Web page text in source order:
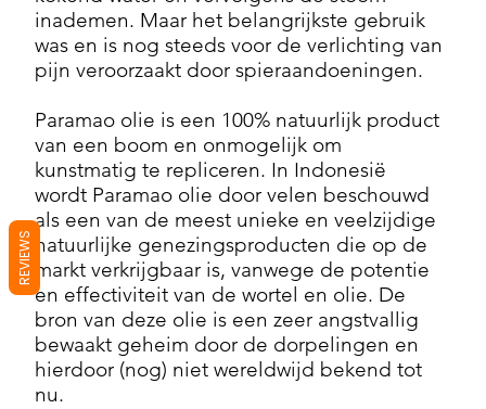
inademen. Maar het belangrijkste gebruik
was en is nog steeds voor de verlichting van
pijn veroorzaakt door spieraandoeningen.
Paramao olie is een 100% natuurlijk product
van een boom en onmogelijk om
kunstmatig te repliceren. In Indonesië
wordt Paramao olie door velen beschouwd
als een van de meest unieke en veelzijdige
natuurlijke genezingsproducten die op de
markt verkrijgbaar is, vanwege de potentie
en effectiviteit van de wortel en olie. De
bron van deze olie is een zeer angstvallig
bewaakt geheim door de dorpelingen en
hierdoor (nog) niet wereldwijd bekend tot
nu.
REVIEWS